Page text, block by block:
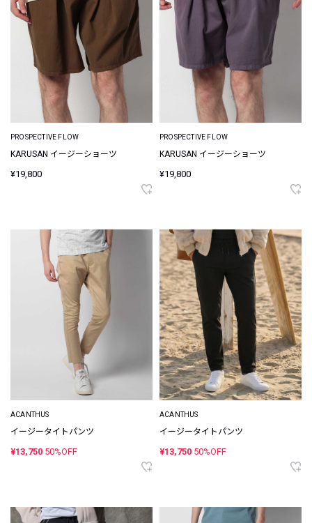
PROSPECTIVE FLOW
KARUSAN イージーショーツ
¥19,800
PROSPECTIVE FLOW
KARUSAN イージーショーツ
¥19,800
ACANTHUS
イージータイトパンツ
¥13,750 50%OFF
ACANTHUS
イージータイトパンツ
¥13,750 50%OFF